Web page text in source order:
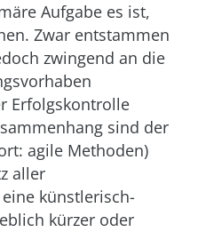
Aufgabe es ist,
Zwar entstammen
zwingend an die
Erfolgskontrolle
sind der
agile Methoden)
aller
künstlerisch-
kürzer oder